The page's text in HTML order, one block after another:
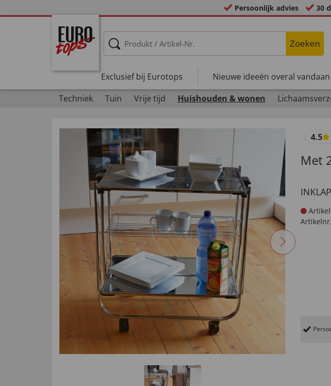
Persoonlijk advies 30
Zoeken
Exclusief bij Eurotops Nieuwe ideeën overal vandaan
Techniek
Tuin Vrije tijd Huishouden & wonen
4.5
Met